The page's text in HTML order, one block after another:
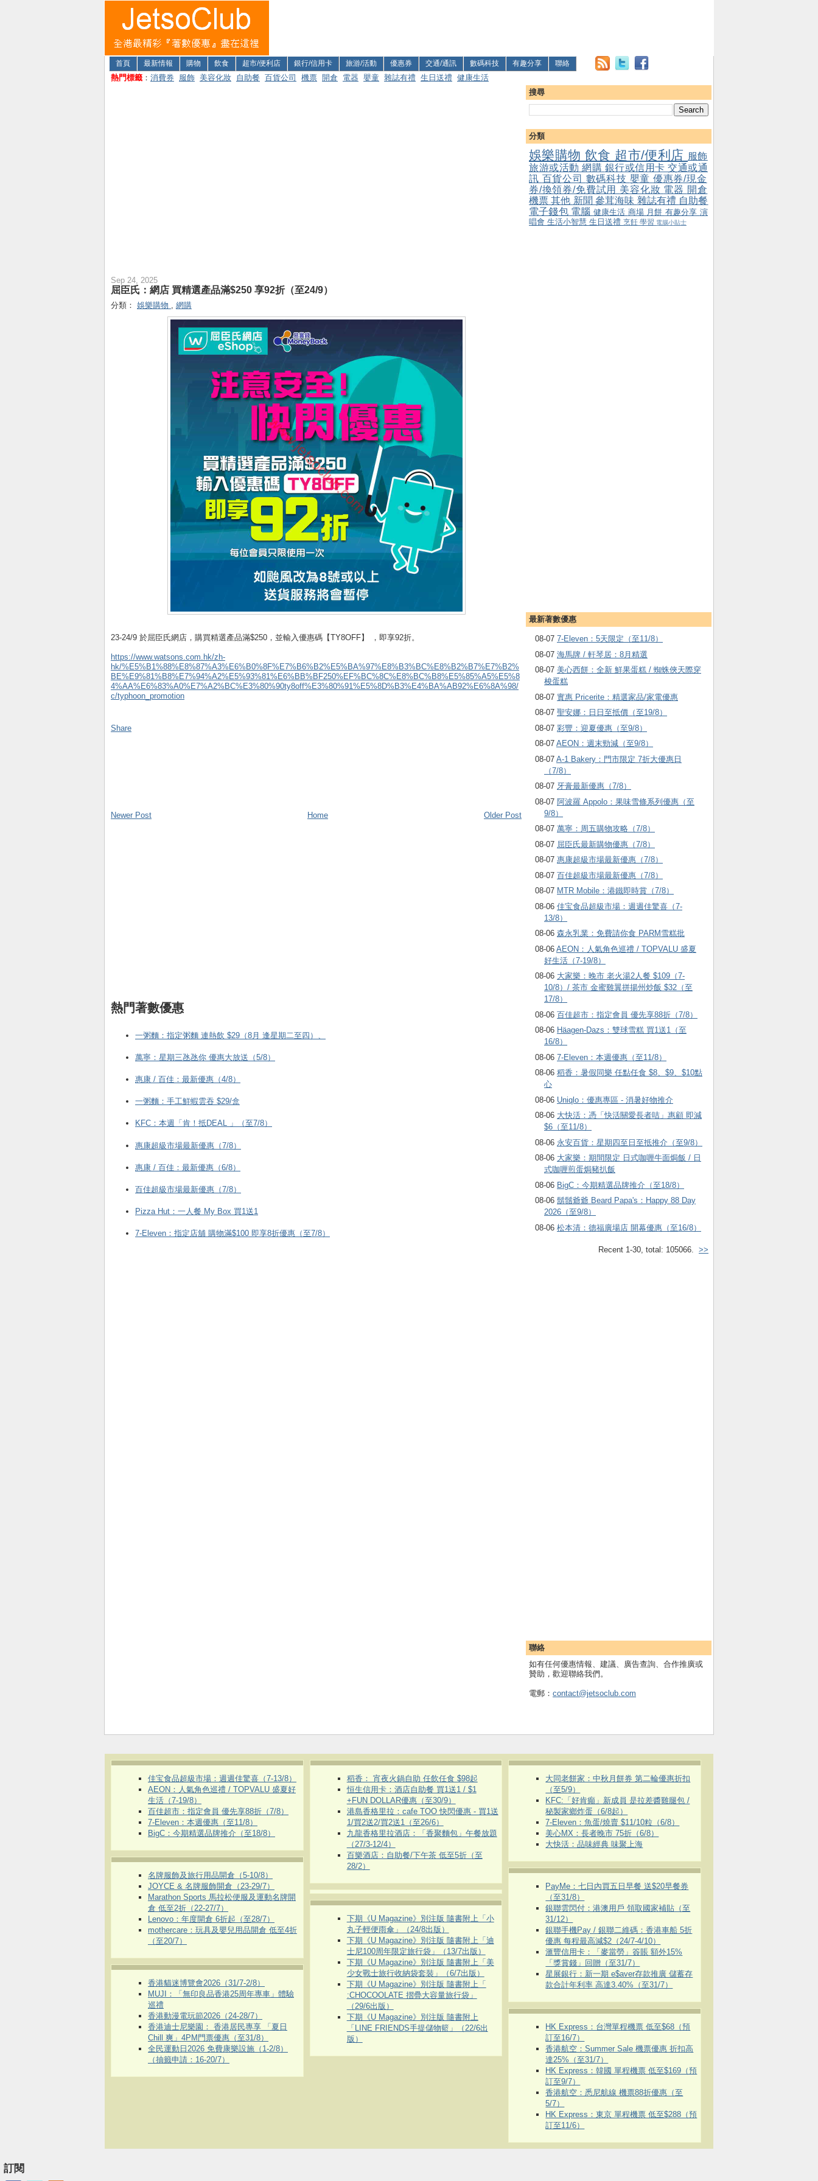
首頁 最新情報 購物 飲食 超市/便利店 銀行/信用卡 旅游/活動 優惠券 交通/通訊 數碼科技 有趣分享 聯絡
熱門標籤 ： 消費券 服飾 美容化妝 自助餐 百貨公司 機票 開倉 電器 嬰童 雜誌有禮 生日送禮 健康生活
搜尋
分類
娛樂購物 飲食 超市/便利店 服飾
旅游或活動 網購 銀行或信用卡 交通或通
訊 百貨公司 數碼科技 嬰童 優惠券/現金
券/換領券/免費試用 美容化妝 電器 開倉
機票其他 新聞參茸海味 雜誌有禮 自助餐
電子錢包 電腦 健康生活 商場 月餅 有趣分享 演
唱會 生活小智慧 生日送禮 烹飪 學習 電腦小貼士
最新著數優惠
08-07 7-Eleven：5天限定（至11/8）
08-07 海馬牌 / 軒琴居：8月精選
08-07 美心西餅：全新 鮮果蛋糕 / 蜘蛛俠天際穿
梭蛋糕
08-07 實惠 Pricerite：精選家品/家電優惠
08-07 聖安娜：日日至抵價（至19/8）
08-07 彩豐：迎夏優惠（至9/8）
08-07 AEON：週末勁減（至9/8）
08-07 A-1 Bakery：門市限定 7折大優惠日
（7/8）
08-07 牙膏最新優惠（7/8）
08-07 阿波羅 Appolo：果味雪條系列優惠（至
9/8）
08-07 萬寧：周五購物攻略（7/8）
08-07 屈臣氏最新購物優惠（7/8）
08-07 惠康超級市場最新優惠（7/8）
08-07 百佳超級市場最新優惠（7/8）
08-07 MTR Mobile：港鐵即時賞（7/8）
08-06 佳宝食品超級市場：週週佳驚喜（7-
13/8）
08-06 森永乳業：免費請你食 PARM雪糕批
08-06 AEON：人氣角色巡禮 / TOPVALU 盛夏
好生活（7-19/8）
08-06 大家樂：晚市 老火湯2人餐 $109（7-
10/8）/ 茶市 金蜜雞翼拼揚州炒飯 $32（至
17/8）
08-06 百佳超市：指定會員 優先享88折（7/8）
08-06 Häagen-Dazs ：雙球雪糕 買1送1（至
16/8）
08-06 7-Eleven：本週優惠（至11/8）
08-06 稻香：暑假同樂 任點任食 $8、$9、$10點
心
08-06 Uniqlo：優惠專區 - 消暑好物推介
08-06 大快活：憑「快活關愛長者咭」惠顧 即減
$6（至11/8）
08-06 永安百貨：星期四至日至抵推介（至9/8）
08-06 大家樂：期間限定 日式咖喱牛面焗飯 / 日
式咖喱煎蛋焗豬扒飯
08-06 BigC：今期精選品牌推介（至18/8）
08-06 鬍鬚爺爺 Beard Papa's：Happy 88 Day
2026（至9/8）
08-06 松本清：德福廣場店 開幕優惠（至16/8）
Recent 1-30, total: 105066. >>
聯絡
如有任何優惠情報、建議、廣告查詢、合作推廣或
贊助，歡迎聯絡我們。
電郵： contact@jetsoclub.com
Sep 24, 2025
屈臣氏：網店 買精選產品滿$250 享92折（至24/9）
分類： 娛樂購物 , 網購
23-24/9 於屈臣氏網店，購買精選產品滿$250，並輸入優惠碼【TY8OFF】 ，即享92折。
https://www.watsons.com.hk/zh-
hk/%E5%B1%88%E8%87%A3%E6%B0%8F%E7%B6%B2%E5%BA%97%E8%B3%BC%E8%B2%B7%E7%B2%
BE%E9%81%B8%E7%94%A2%E5%93%81%E6%BB%BF250%EF%BC%8C%E8%BC%B8%E5%85%A5%E5%8
4%AA%E6%83%A0%E7%A2%BC%E3%80%90ty8off%E3%80%91%E5%8D%B3%E4%BA%AB92%E6%8A%98/
c/typhoon_promotion
Share
Newer Post Older Post
Home
熱門著數優惠
一粥麵：指定粥麵 連熱飲 $29（8月 逢星期二至四）、
萬寧：星期三氹氹你 優惠大放送（5/8）
惠康 / 百佳：最新優惠（4/8）
一粥麵：手工鮮蝦雲吞 $29/盒
KFC ：本週「肯！抵DEAL 」（至7/8）
惠康超級市場最新優惠（7/8）
惠康 / 百佳：最新優惠（6/8）
百佳超級市場最新優惠（7/8）
Pizza Hut：一人餐 My Box 買1送1
7-Eleven：指定店舖 購物滿$100 即享8折優惠（至7/8）
佳宝食品超級市場：週週佳驚喜（7-13/8）
AEON：人氣角色巡禮 / TOPVALU 盛夏好
生活（7-19/8）
百佳超市：指定會員 優先享88折（7/8）
7-Eleven：本週優惠（至11/8）
BigC：今期精選品牌推介（至18/8）
名牌服飾及旅行用品開倉（5-10/8）
JOYCE & 名牌服飾開倉（23-29/7）
Marathon Sports 馬拉松便服及運動名牌開
倉 低至2折（22-27/7）
Lenovo：年度開倉 6折起（至28/7）
mothercare：玩具及嬰兒用品開倉 低至4折
（至20/7）
香港貓迷博覽會2026（31/7-2/8）
MUJI：「無印良品香港25周年專車」體驗
巡禮
香港動漫電玩節2026（24-28/7）
香港迪士尼樂園： 香港居民專享 「夏日
Chill 爽」4PM門票優惠（至31/8）
全民運動日2026 免費康樂設施（1-2/8）
（抽籤申請：16-20/7）
稻香： 宵夜火鍋自助 任飲任食 $98起
恒生信用卡：酒店自助餐 買1送1 / $1
+FUN DOLLAR優惠（至30/9）
港島香格里拉：cafe TOO 快閃優惠 - 買1送
1/買2送2/買2送1（至26/6）
九龍香格里拉酒店：「香聚麵包」午餐放題
（27/3-12/4）
百樂酒店：自助餐/下午茶 低至5折（至
28/2）
下期《U Magazine》別注版 隨書附上「小
丸子輕便雨傘」（24/8出版）
下期《U Magazine》別注版 隨書附上「迪
士尼100周年限定旅行袋」（13/7出版）
下期《U Magazine》別注版 隨書附上「美
少女戰士旅行收納袋套裝」（6/7出版）
下期《U Magazine》別注版 隨書附上「
:CHOCOOLATE 摺疊大容量旅行袋」
（29/6出版）
下期《U Magazine》別注版 隨書附上
「LINE FRIENDS手提儲物籃」（22/6出
版）
大同老餅家：中秋月餅券 第二輪優惠折扣
（至5/9）
KFC:「好肯癲」新成員 是拉差醬雞腿包 /
秘製家鄉炸蛋（6/8起）
7-Eleven：魚蛋/燒賣 $11/10粒（6/8）
美心MX：長者晚市 75折（6/8）
大快活：品味經典 味聚上海
PayMe：七日內買五日早餐 送$20早餐券
（至31/8）
銀聯雲閃付：港澳用戶 領取國家補貼（至
31/12）
銀聯手機Pay / 銀聯二維碼：香港車船 5折
優惠 每程最高減$2（24/7-4/10）
滙豐信用卡：「麥當勞」簽賬 額外15%
「獎賞錢」回贈（至31/7）
星展銀行：新一期 e$aver存款推廣 儲蓄存
款合計年利率 高達3.40%（至31/7）
HK Express：台灣單程機票 低至$68（預
訂至16/7）
香港航空：Summer Sale 機票優惠 折扣高
達25%（至31/7）
HK Express：韓國 單程機票 低至$169（預
訂至9/7）
香港航空：悉尼航線 機票88折優惠（至
5/7）
HK Express：東京 單程機票 低至$288（預
訂至11/6）
訂閱